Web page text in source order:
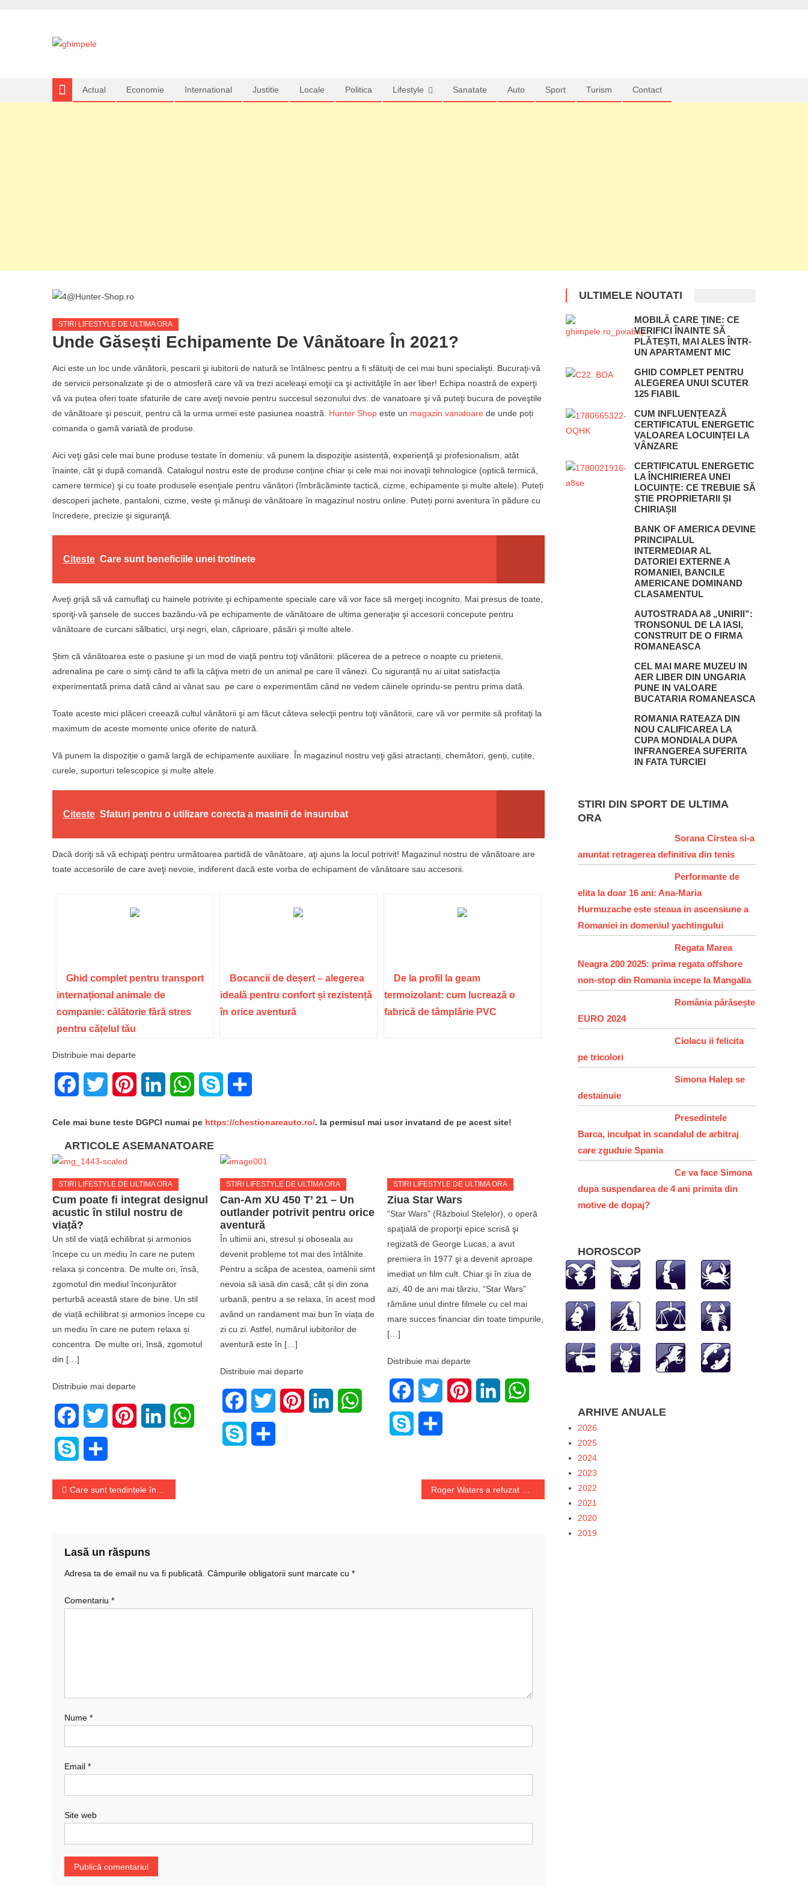
Actual Economie International Justitie Locale Politica Lifestyle Sanatate Auto Sport Turism Contact
STIRI LIFESTYLE DE ULTIMA ORA
Unde Găsești Echipamente De Vânătoare În 2021?
Aici este un loc unde vânătorii, pescarii şi iubitorii de natură se întâlnesc pentru a fi sfătuiţi de cei mai buni specialişti. Bucuraţi-vă
de servicii personalizate şi de o atmosferă care vă va trezi aceleaşi emoţii ca şi activităţile în aer liber! Echipa noastră de experţi
vă va putea oferi toate sfaturile de care aveţi nevoie pentru succesul sezonului dvs. de vanatoare şi vă puteţi bucura de poveştile
de vânătoare şi pescuit, pentru că la urma urmei este pasiunea noastră. Hunter Shop este un magazin vanatoare de unde poți
comanda o gamă variată de produse.
Aici veţi găsi cele mai bune produse testate în domeniu: vă punem la dispoziţie asistență, experienţă şi profesionalism, atât
înainte, cât şi după comandă. Catalogul nostru este de produse conține chiar și cele mai noi inovaţii tehnologice (optică termică,
camere termice) şi cu toate produsele esenţiale pentru vânători (îmbrăcăminte tactică, cizme, echipamente și multe altele). Puteți
descoperi jachete, pantaloni, cizme, veste şi mănuşi de vânătoare în magazinul nostru online. Puteți porni aventura în pădure cu
încredere, precizie şi siguranţă.
Citeste Care sunt beneficiile unei trotinete
Aveţi grijă să vă camuflaţi cu hainele potrivite şi echipamente speciale care vă vor face să mergeţi incognito. Mai presus de toate,
sporiţi-vă şansele de succes bazându-vă pe echipamente de vânătoare de ultima generaţie şi accesorii concepute pentru
vânătoare de curcani sălbatici, urşi negri, elan, căprioare, păsări şi multe altele.
Știm că vânătoarea este o pasiune şi un mod de viaţă pentru toţi vânătorii: plăcerea de a petrece o noapte cu prietenii,
adrenalina pe care o simţi când te afli la câţiva metri de un animal pe care îl vânezi. Cu siguranță nu ai uitat satisfacția
experimentată prima dată când ai vânat sau pe care o experimentăm când ne vedem câinele oprindu-se pentru prima dată.
Toate aceste mici plăceri creează cultul vânătorii şi am făcut câteva selecţii pentru toţi vânătorii, care vă vor permite să profitaţi la
maximum de aceste momente unice oferite de natură.
Vă punem la dispoziție o gamă largă de echipamente auxiliare. În magazinul nostru veţi găsi atractanți, chemători, genți, cuțite,
curele, suporturi telescopice și multe altele.
Citeste Sfaturi pentru o utilizare corecta a masinii de insurubat
Dacă doriţi să vă echipaţi pentru următoarea partidă de vânătoare, aţi ajuns la locul potrivit! Magazinul nostru de vânătoare are
toate accesoriile de care aveţi nevoie, indiferent dacă este vorba de echipament de vânătoare sau accesorii.
Ghid complet pentru transport
internațional animale de
companie: călătorie fără stres
pentru cățelul tău
Bocancii de deșert – alegerea
ideală pentru confort și rezistență
în orice aventură
De la profil la geam
termoizolant: cum lucrează o
fabrică de tâmplărie PVC
Distribuie mai departe
FacebookTwitter PinterestLinkedIn WhatsAppSkype
Cele mai bune teste DGPCI numai pe https://chestionareauto.ro/. Ia permisul mai usor invatand de pe acest site!
ARTICOLE ASEMANATOARE
STIRI LIFESTYLE DE ULTIMA ORA
Cum poate fi integrat designul
acustic în stilul nostru de
viață?
Un stil de viață echilibrat și armonios
începe cu un mediu în care ne putem
relaxa și concentra. De multe ori, însă,
zgomotul din mediul înconjurător
perturbă această stare de bine. Un stil
de viață echilibrat și armonios începe cu
un mediu în care ne putem relaxa și
concentra. De multe ori, însă, zgomotul
din […]
Distribuie mai departe
FacebookTwitter PinterestLinkedIn WhatsApp
Skype
STIRI LIFESTYLE DE ULTIMA ORA
Can-Am XU 450 T’ 21 – Un
outlander potrivit pentru orice
aventură
În ultimii ani, stresul și oboseala au
devenit probleme tot mai des întâlnite.
Pentru a scăpa de acestea, oamenii simt
nevoia să iasă din casă, cât și din zona
urbană, pentru a se relaxa, în acest mod
având un randament mai bun în viața de
zi cu zi. Astfel, numărul iubitorilor de
aventură este în […]
Distribuie mai departe
FacebookTwitter PinterestLinkedIn WhatsApp
Skype
STIRI LIFESTYLE DE ULTIMA ORA
Ziua Star Wars
“Star Wars” (Războiul Stelelor), o operă
spaţială de proporţii epice scrisă şi
regizată de George Lucas, a avut
premiera în 1977 şi a devenit aproape
imediat un film cult. Chiar şi în ziua de
azi, 40 de ani mai târziu, “Star Wars”
rămâne unul dintre filmele cu cel mai
mare succes financiar din toate timpurile,
[…]
Distribuie mai departe
FacebookTwitter PinterestLinkedIn
Skype
Navigare
Care sunt tendințele în materie de haine? Roger Waters a refuzat o sumă uriașă de la Facebook
Lasă un răspuns
Adresa ta de email nu va fi publicată. Câmpurile obligatorii sunt marcate cu *
Comentariu *
Nume *
Email *
Site web
ULTIMELE NOUTATI
MOBILĂ CARE ȚINE: CE
VERIFICI ÎNAINTE SĂ
PLĂTEȘTI, MAI ALES ÎNTR-
UN APARTAMENT MIC
GHID COMPLET PENTRU
ALEGEREA UNUI SCUTER
125 FIABIL
CUM INFLUENȚEAZĂ
CERTIFICATUL ENERGETIC
VALOAREA LOCUINȚEI LA
VÂNZARE
CERTIFICATUL ENERGETIC
LA ÎNCHIRIEREA UNEI
LOCUINȚE: CE TREBUIE SĂ
ȘTIE PROPRIETARII ȘI
CHIRIAȘII
BANK OF AMERICA DEVINE
PRINCIPALUL
INTERMEDIAR AL
DATORIEI EXTERNE A
ROMANIEI, BANCILE
AMERICANE DOMINAND
CLASAMENTUL
AUTOSTRADA A8 „UNIRII”:
TRONSONUL DE LA IASI,
CONSTRUIT DE O FIRMA
ROMANEASCA
CEL MAI MARE MUZEU IN
AER LIBER DIN UNGARIA
PUNE IN VALOARE
BUCATARIA ROMANEASCA
ROMANIA RATEAZA DIN
NOU CALIFICAREA LA
CUPA MONDIALA DUPA
INFRANGEREA SUFERITA
IN FATA TURCIEI
STIRI DIN SPORT DE ULTIMA
ORA
Sorana Cirstea si-a
anuntat retragerea definitiva din tenis
Performante de
elita la doar 16 ani: Ana-Maria
Hurmuzache este steaua in ascensiune a
Romaniei in domeniul yachtingului
Regata Marea
Neagra 200 2025: prima regata offshore
non-stop din Romania incepe la Mangalia
România părăsește
EURO 2024
Ciolacu ii felicita
pe tricolori
Simona Halep se
destainuie
Presedintele
Barca, inculpat in scandalul de arbitraj
care zguduie Spania
Ce va face Simona
dupa suspendarea de 4 ani primita din
motive de dopaj?
HOROSCOP
ARHIVE ANUALE
2026
2025
2024
2023
2022
2021
2020
2019